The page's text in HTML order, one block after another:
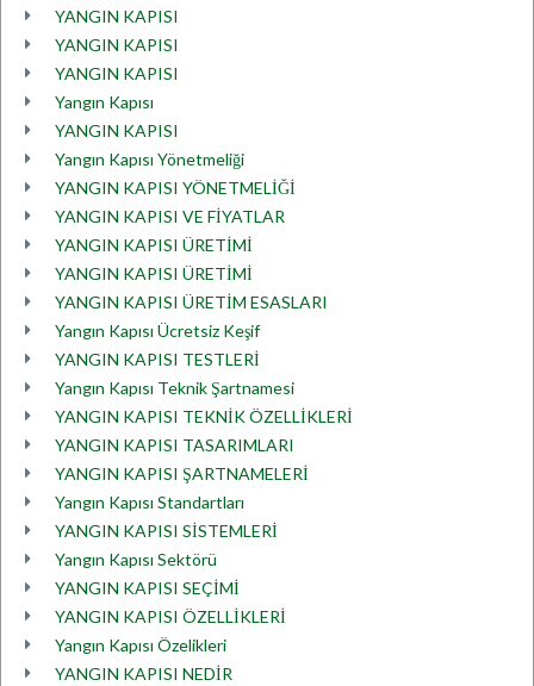
YANGIN KAPISI
YANGIN KAPISI
YANGIN KAPISI
Yangın Kapısı
YANGIN KAPISI
Yangın Kapısı Yönetmeliği
YANGIN KAPISI YÖNETMELİĞİ
YANGIN KAPISI VE FİYATLAR
YANGIN KAPISI ÜRETİMİ
YANGIN KAPISI ÜRETİMİ
YANGIN KAPISI ÜRETİM ESASLARI
Yangın Kapısı Ücretsiz Keşif
YANGIN KAPISI TESTLERİ
Yangın Kapısı Teknik Şartnamesi
YANGIN KAPISI TEKNİK ÖZELLİKLERİ
YANGIN KAPISI TASARIMLARI
YANGIN KAPISI ŞARTNAMELERİ
Yangın Kapısı Standartları
YANGIN KAPISI SİSTEMLERİ
Yangın Kapısı Sektörü
YANGIN KAPISI SEÇİMİ
YANGIN KAPISI ÖZELLİKLERİ
Yangın Kapısı Özelikleri
YANGIN KAPISI NEDİR